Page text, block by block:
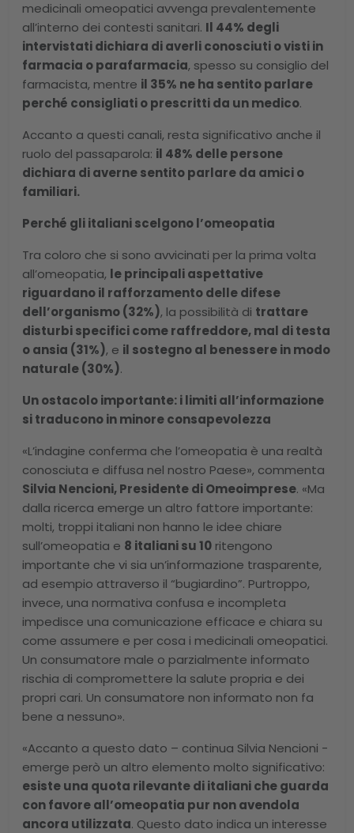
medicinali omeopatici avvenga prevalentemente
all’interno dei contesti sanitari. Il 44% degli
intervistati dichiara di averli conosciuti o visti in
farmacia o parafarmacia, spesso su consiglio del
farmacista, mentre il 35% ne ha sentito parlare
perché consigliati o prescritti da un medico.
Accanto a questi canali, resta significativo anche il
ruolo del passaparola: il 48% delle persone
dichiara di averne sentito parlare da amici o
familiari.
Perché gli italiani scelgono l’omeopatia
Tra coloro che si sono avvicinati per la prima volta
all’omeopatia, le principali aspettative
riguardano il rafforzamento delle difese
dell’organismo (32%), la possibilità di trattare
disturbi specifici come raffreddore, mal di testa
o ansia (31%), e il sostegno al benessere in modo
naturale (30%).
Un ostacolo importante: i limiti all’informazione
si traducono in minore consapevolezza
«L’indagine conferma che l’omeopatia è una realtà
conosciuta e diffusa nel nostro Paese», commenta
Silvia Nencioni, Presidente di Omeoimprese. «Ma
dalla ricerca emerge un altro fattore importante:
molti, troppi italiani non hanno le idee chiare
sull’omeopatia e 8 italiani su 10 ritengono
importante che vi sia un’informazione trasparente,
ad esempio attraverso il “bugiardino”. Purtroppo,
invece, una normativa confusa e incompleta
impedisce una comunicazione efficace e chiara su
come assumere e per cosa i medicinali omeopatici.
Un consumatore male o parzialmente informato
rischia di compromettere la salute propria e dei
propri cari. Un consumatore non informato non fa
bene a nessuno».
«Accanto a questo dato – continua Silvia Nencioni -
emerge però un altro elemento molto significativo:
esiste una quota rilevante di italiani che guarda
con favore all’omeopatia pur non avendola
ancora utilizzata. Questo dato indica un interesse